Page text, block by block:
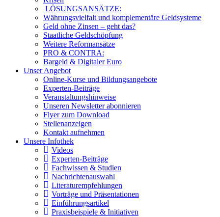
LÖSUNGSANSÄTZE:
Währungsvielfalt und komplementäre Geldsysteme
Geld ohne Zinsen – geht das?
Staatliche Geldschöpfung
Weitere Reformansätze
PRO & CONTRA:
Bargeld & Digitaler Euro
Unser Angebot
Online-Kurse und Bildungsangebote
Experten-Beiträge
Veranstaltungshinweise
Unseren Newsletter abonnieren
Flyer zum Download
Stellenanzeigen
Kontakt aufnehmen
Unsere Infothek
Videos
Experten-Beiträge
Fachwissen & Studien
Nachrichtenauswahl
Literaturempfehlungen
Vorträge und Präsentationen
Einführungsartikel
Praxisbeispiele & Initiativen